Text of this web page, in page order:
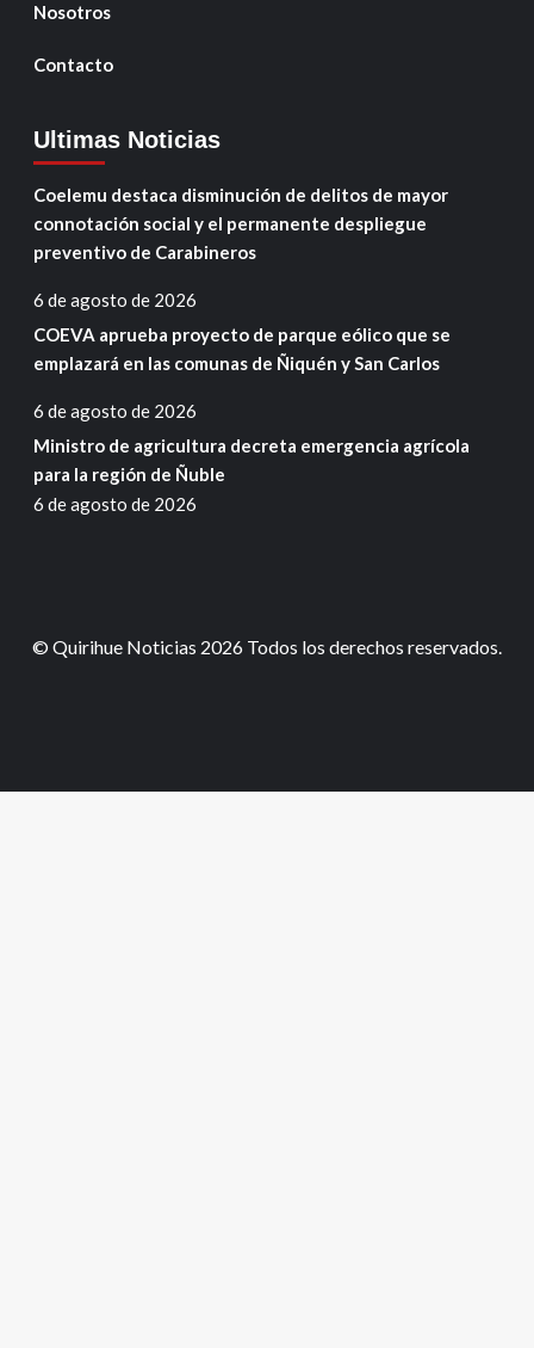
Nosotros
Contacto
Ultimas Noticias
Coelemu destaca disminución de delitos de mayor
connotación social y el permanente despliegue
preventivo de Carabineros
6 de agosto de 2026
COEVA aprueba proyecto de parque eólico que se
emplazará en las comunas de Ñiquén y San Carlos
6 de agosto de 2026
Ministro de agricultura decreta emergencia agrícola
para la región de Ñuble
6 de agosto de 2026